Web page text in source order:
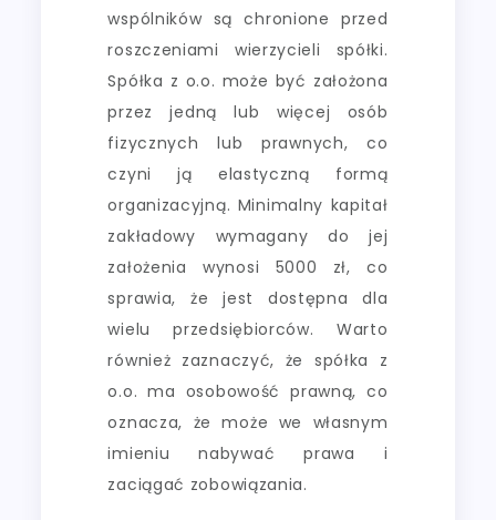
wspólników są chronione przed
roszczeniami wierzycieli spółki.
Spółka z o.o. może być założona
przez jedną lub więcej osób
fizycznych lub prawnych, co
czyni ją elastyczną formą
organizacyjną. Minimalny kapitał
zakładowy wymagany do jej
założenia wynosi 5000 zł, co
sprawia, że jest dostępna dla
wielu przedsiębiorców. Warto
również zaznaczyć, że spółka z
o.o. ma osobowość prawną, co
oznacza, że może we własnym
imieniu nabywać prawa i
zaciągać zobowiązania.